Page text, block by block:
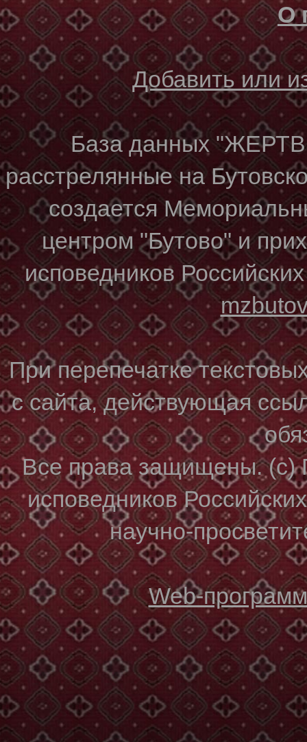
О
Добавить или
База данных
расстрелянные на
создается
центром "Бутово" и
исповедников
При перепечатке
с сайта, действующая
Все права защищены. (с)
исповедников
научно-
Web-